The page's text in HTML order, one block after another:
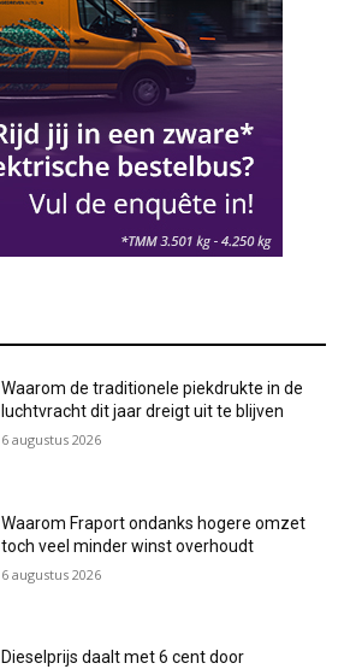
Waarom de traditionele piekdrukte in de
luchtvracht dit jaar dreigt uit te blijven
6 augustus 2026
Waarom Fraport ondanks hogere omzet
toch veel minder winst overhoudt
6 augustus 2026
Dieselprijs daalt met 6 cent door